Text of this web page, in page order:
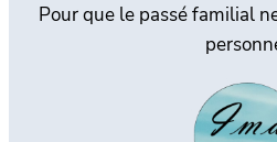
Pour que le passé familial